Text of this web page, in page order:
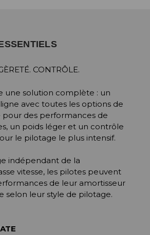
CONTRÔLE.
une solution complète : un
avec toutes les options de
pour des performances de
un poids léger et un contrôle
le pilotage le plus intensif.
indépendant de la
vitesse, les pilotes peuvent
de leur amortisseur
selon leur style de pilotage.